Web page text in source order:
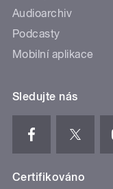
Audioarchiv
Podcasty
Mobilní aplikace
Sledujte nás
Certifikováno